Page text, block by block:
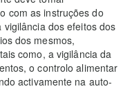
com as instruções do
dos efeitos dos
dos mesmos,
como, a vigilância da
o controlo alimentar
activamente na auto-